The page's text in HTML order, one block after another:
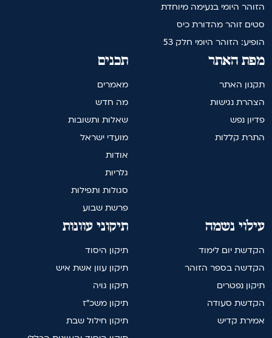
הזוהר היומי בנעימה מיוחדת
סטים זוהר מהדורת כיס
הופיע: הזוהר היומי חלק 53
תכנים
מאמרים
מה חדש
שאלות ותשובות
מועדי ישראל
אודות
גלריות
סגולות ותפילות
פרשת שבוע
מפת האתר
תקנון האתר
הצהרת נגישות
פדיון נפש
התרת קללות
תיקוני עוונות
תיקון היסוד
תיקון עוון אשת איש
תיקון גויה
תיקון משכ"ז
תיקון חילול שבת
עילוי נשמה
הקדשת יום לימוד
הקדשה בספר הזוהר
תיקון נפטרים
הקדשת סעודה
אמירת קדיש